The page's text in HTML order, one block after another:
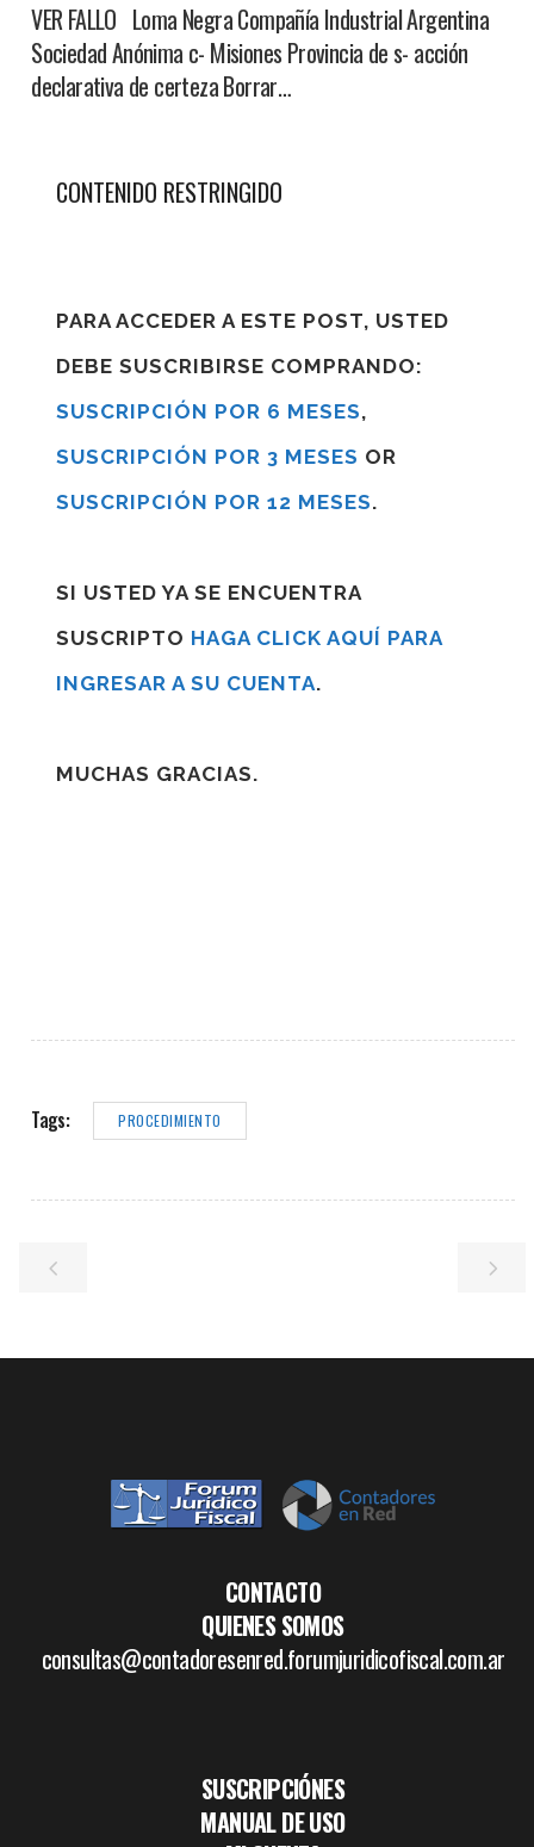
VER FALLO Loma Negra Compañía Industrial Argentina
Sociedad Anónima c- Misiones Provincia de s- acción
declarativa de certeza Borrar…
CONTENIDO RESTRINGIDO
PARA ACCEDER A ESTE POST, USTED
DEBE SUSCRIBIRSE COMPRANDO:
SUSCRIPCIÓN POR 6 MESES,
SUSCRIPCIÓN POR 3 MESES OR
SUSCRIPCIÓN POR 12 MESES.
SI USTED YA SE ENCUENTRA
SUSCRIPTO HAGA CLICK AQUÍ PARA
INGRESAR A SU CUENTA.
MUCHAS GRACIAS.
Tags: PROCEDIMIENTO
CONTACTO
QUIENES SOMOS
consultas@contadoresenred.forumjuridicofiscal.com.ar
SUSCRIPCIÓNES
MANUAL DE USO